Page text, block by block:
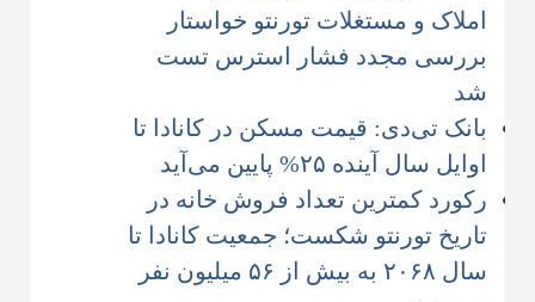
املاک و مستغلات تورنتو خواستار
بررسی مجدد فشار استرس تست
شد
بانک تی‌دی: قیمت مسکن در کانادا تا
اوایل سال آینده ۲۵% پایین می‌آید
رکورد کمترین تعداد فروش خانه در
تاریخ تورنتو شکست؛ جمعیت کانادا تا
سال ۲۰۶۸ به بیش از ۵۶ میلیون نفر